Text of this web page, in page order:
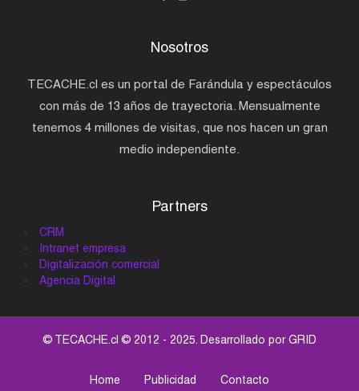
Nosotros
TECACHE.cl es un portal de Farándula y espectáculos
con más de 13 años de trayectoria. Mensualmente
tenemos 4 millones de visitas, que nos hacen un gran
medio independiente.
Partners
CRM
Intranet empresa
Digitalización comercial
Agencia Digital
© TECACHE.cl © 2012 - 2025. Desarrollado porGRID
Home Publicidad Contacto